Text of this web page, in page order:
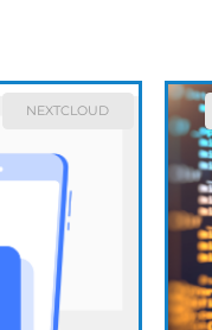
NEXTCLOUD